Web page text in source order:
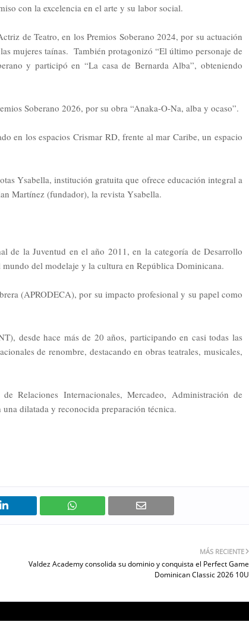
con la excelencia en el arte y su labor social.
de Teatro, en los Premios Soberano 2024, por su actuación
mujeres taínas. También protagonizó “El último personaje de
y participó en “La casa de Bernarda Alba”, obteniendo
Soberano 2026, por su obra “Anaka-O-Na, alba y ocaso”.
en los espacios Crismar RD, frente al mar Caribe, un espacio
Ysabella, institución gratuita que ofrece educación integral a
Martínez (fundador), la revista Ysabella.
de la Juventud en el año 2011, en la categoría de Desarrollo
del modelaje y la cultura en República Dominicana.
(APRODECA), por su impacto profesional y su papel como
desde hace más de 20 años, participando en casi todas las
de renombre, destacando en obras teatrales, musicales,
Relaciones Internacionales, Mercadeo, Administración de
dilatada y reconocida preparación técnica.
MÁS RECIENTE
Valdez Academy consolida su dominio y conquista el Perfect Game
Dominican Classic 2026 10U